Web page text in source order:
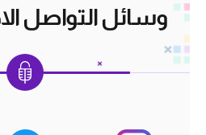
وسائل التواصل